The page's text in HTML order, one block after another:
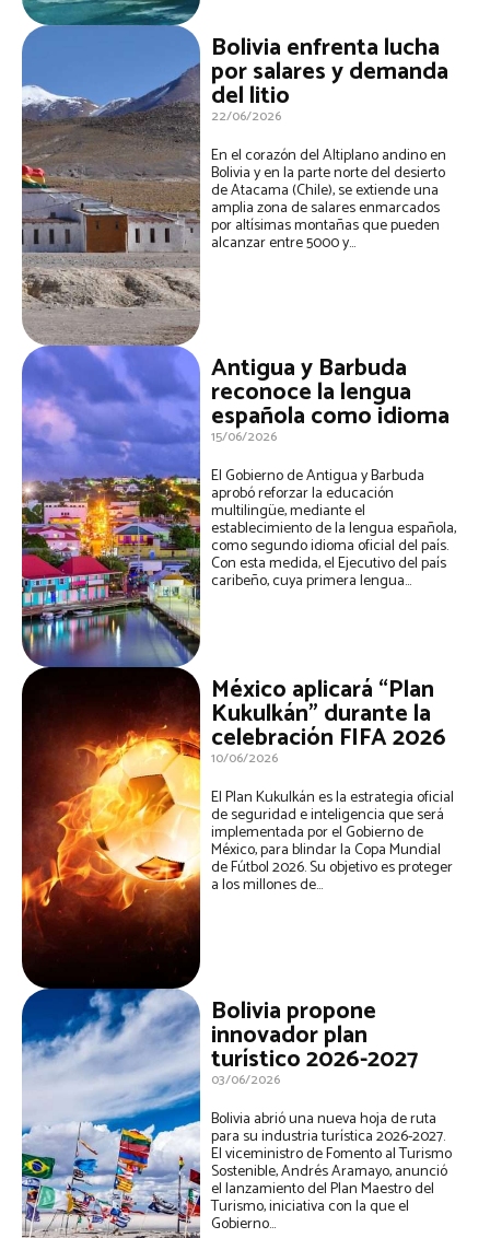
Bolivia enfrenta lucha
por salares y demanda
del litio
22/06/2026
En el corazón del Altiplano andino en
Bolivia y en la parte norte del desierto
de Atacama (Chile), se extiende una
amplia zona de salares enmarcados
por altísimas montañas que pueden
alcanzar entre 5000 y...
Antigua y Barbuda
reconoce la lengua
española como idioma
15/06/2026
El Gobierno de Antigua y Barbuda
aprobó reforzar la educación
multilingüe, mediante el
establecimiento de la lengua española,
como segundo idioma oficial del país.
Con esta medida, el Ejecutivo del país
caribeño, cuya primera lengua...
México aplicará “Plan
Kukulkán” durante la
celebración FIFA 2026
10/06/2026
El Plan Kukulkán es la estrategia oficial
de seguridad e inteligencia que será
implementada por el Gobierno de
México, para blindar la Copa Mundial
de Fútbol 2026. Su objetivo es proteger
a los millones de...
Bolivia propone
innovador plan
turístico 2026-2027
03/06/2026
Bolivia abrió una nueva hoja de ruta
para su industria turística 2026-2027.
El viceministro de Fomento al Turismo
Sostenible, Andrés Aramayo, anunció
el lanzamiento del Plan Maestro del
Turismo, iniciativa con la que el
Gobierno...